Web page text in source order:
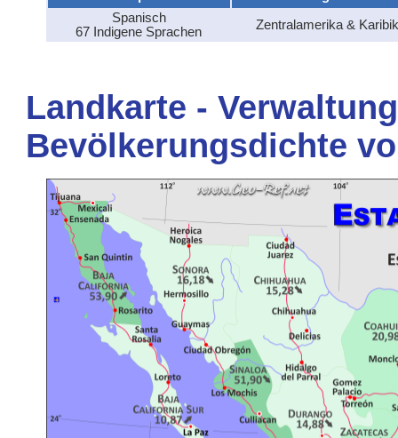
Spanisch
67 Indigene Sprachen
Zentralamerika & Karibik
Landkarte -
Bevölkerungsdichte